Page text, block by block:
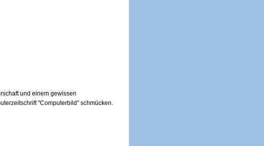
und einem gewissen
"Computerbild" schmücken.